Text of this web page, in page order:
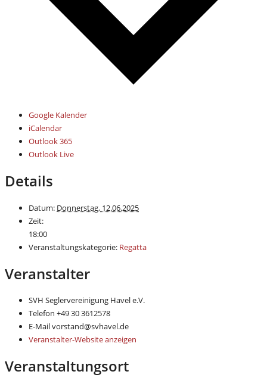
Google Kalender
iCalendar
Outlook 365
Outlook Live
Details
Datum: Donnerstag, 12.06.2025
Zeit:
18:00
Veranstaltungskategorie: Regatta
Veranstalter
SVH Seglervereinigung Havel e.V.
Telefon +49 30 3612578
E-Mailvorstand@svhavel.de
Veranstalter-Website anzeigen
Veranstaltungsort